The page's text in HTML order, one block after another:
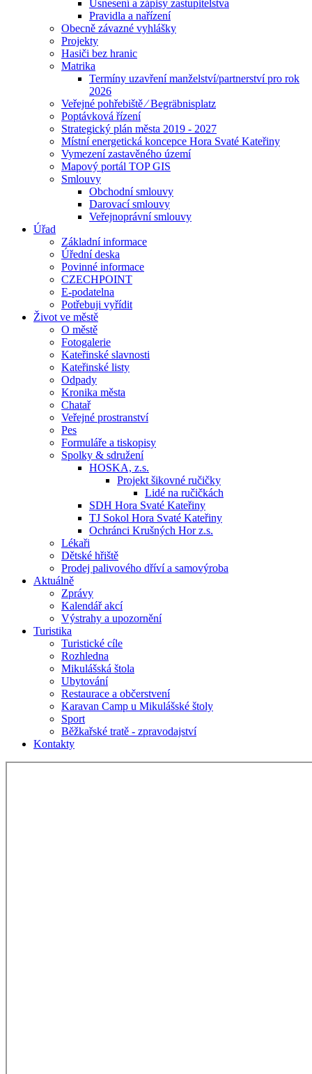
Usnesení a zápisy zastupitelstva
Pravidla a nařízení
Obecně závazné vyhlášky
Projekty
Hasiči bez hranic
Matrika
Termíny uzavření manželství/partnerství pro rok
2026
Veřejné pohřebiště ⁄ Begräbnisplatz
Poptávková řízení
Strategický plán města 2019 - 2027
Místní energetická koncepce Hora Svaté Kateřiny
Vymezení zastavěného území
Mapový portál TOP GIS
Smlouvy
Obchodní smlouvy
Darovací smlouvy
Veřejnoprávní smlouvy
Úřad
Základní informace
Úřední deska
Povinné informace
CZECHPOINT
E-podatelna
Potřebuji vyřídit
Život ve městě
O městě
Fotogalerie
Kateřinské slavnosti
Kateřinské listy
Odpady
Kronika města
Chatař
Veřejné prostranství
Pes
Formuláře a tiskopisy
Spolky & sdružení
HOSKA, z.s.
Projekt šikovné ručičky
Lidé na ručičkách
SDH Hora Svaté Kateřiny
TJ Sokol Hora Svaté Kateřiny
Ochránci Krušných Hor z.s.
Lékaři
Dětské hřiště
Prodej palivového dříví a samovýroba
Aktuálně
Zprávy
Kalendář akcí
Výstrahy a upozornění
Turistika
Turistické cíle
Rozhledna
Mikulášská štola
Ubytování
Restaurace a občerstvení
Karavan Camp u Mikulášské štoly
Sport
Běžkařské tratě - zpravodajství
Kontakty